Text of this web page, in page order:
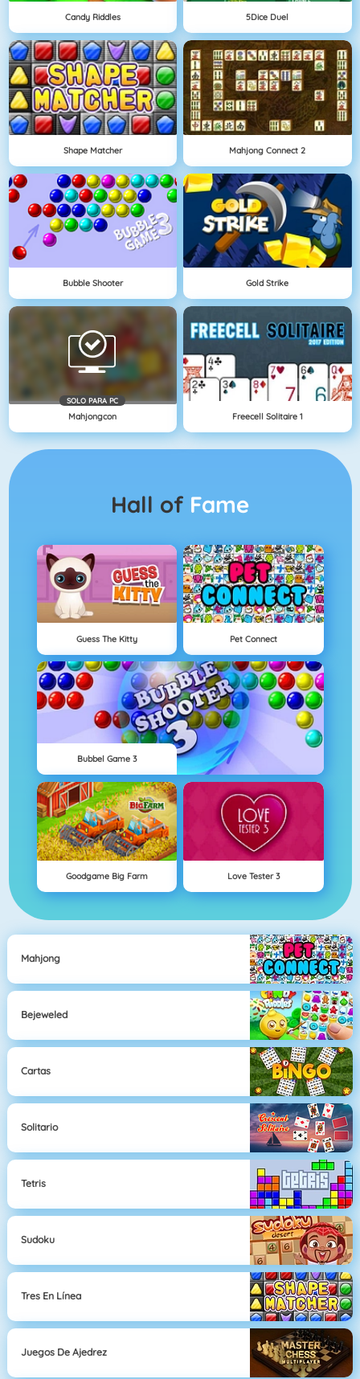
Candy Riddles 5Dice Duel
Shape Matcher Mahjong Connect 2
Bubble Shooter Gold Strike
SOLO PARA PC
Mahjongcon Freecell Solitaire 1
Hall of Fame
Guess The Kitty Pet Connect
Bubbel Game 3
Goodgame Big Farm Love Tester 3
Mahjong
Bejeweled
Cartas
Solitario
Tetris
Sudoku
Tres En Línea
Juegos De Ajedrez